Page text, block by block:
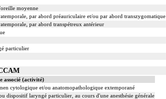
moyenne
par abord préauriculaire et/ou par abord transzygomatique
par abord transpétreux antérieur
particulier
associé (activité)
cytologique et/ou anatomopathologique extemporané
dispositif laryngé particulier, au cours d'une anesthésie générale